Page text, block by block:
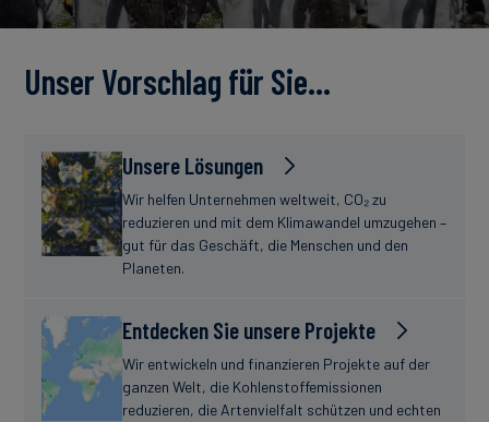
Unser Vorschlag für Sie…
Unsere Lösungen
Wir helfen Unternehmen weltweit, CO₂ zu
reduzieren und mit dem Klimawandel umzugehen –
gut für das Geschäft, die Menschen und den
Planeten.
Entdecken Sie unsere Projekte
Wir entwickeln und finanzieren Projekte auf der
ganzen Welt, die Kohlenstoffemissionen
reduzieren, die Artenvielfalt schützen und echten